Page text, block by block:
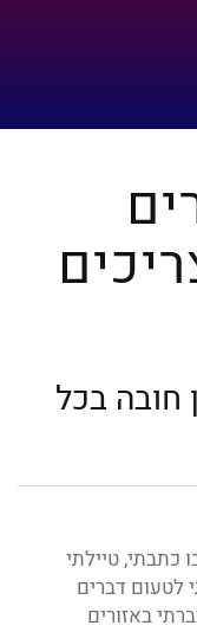
חובה בכל
כתבתי, טיילתי
לטעום דברים
באזורים